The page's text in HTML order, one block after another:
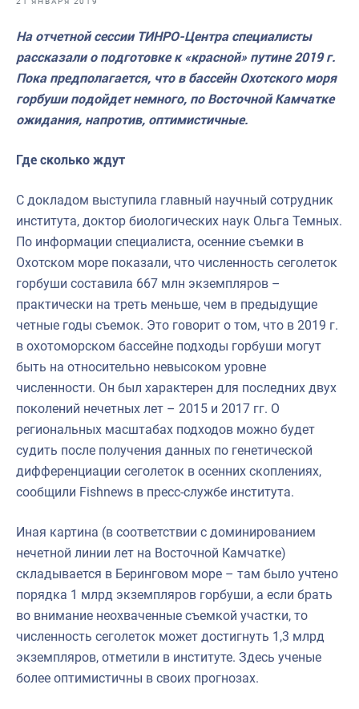
Выставки и конференции
Научно-практическая литература
Рыбоохрана России
Инфографика
Большая африканская экспедиция
Укрепление духовно-нравственных ценностей
На отчетной сессии ТИНРО-Центра специалисты
рассказали о подготовке к «красной» путине 2019 г.
Пока предполагается, что в бассейн Охотского моря
горбуши подойдет немного, по Восточной Камчатке
ожидания, напротив, оптимистичные.
Где сколько ждут
С докладом выступила главный научный сотрудник
института, доктор биологических наук Ольга Темных.
По информации специалиста, осенние съемки в
Охотском море показали, что численность сеголеток
горбуши составила 667 млн экземпляров –
практически на треть меньше, чем в предыдущие
четные годы съемок. Это говорит о том, что в 2019 г.
в охотоморском бассейне подходы горбуши могут
быть на относительно невысоком уровне
численности. Он был характерен для последних двух
поколений нечетных лет – 2015 и 2017 гг. О
региональных масштабах подходов можно будет
судить после получения данных по генетической
дифференциации сеголеток в осенних скоплениях,
сообщили Fishnews в пресс-службе института.
Иная картина (в соответствии с доминированием
нечетной линии лет на Восточной Камчатке)
складывается в Беринговом море – там было учтено
порядка 1 млрд экземпляров горбуши, а если брать
во внимание неохваченные съемкой участки, то
численность сеголеток может достигнуть 1,3 млрд
экземпляров, отметили в институте. Здесь ученые
более оптимистичны в своих прогнозах.